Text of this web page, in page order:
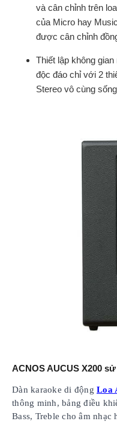
và cân chỉnh trên
của Micro hay
được cân chỉnh
Thiết lập không
độc đáo chỉ với 2
Stereo vô cùng
ACNOS AUCUS X200
Dàn karaoke di động Loa
thông minh, bảng điều
Bass, Treble cho âm nhạc